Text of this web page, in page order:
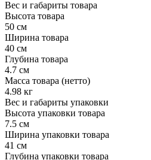
Вес и габариты товара
Высота товара
50 см
Ширина товара
40 см
Глубина товара
4.7 см
Масса товара (нетто)
4.98 кг
Вес и габариты упаковки
Высота упаковки товара
7.5 см
Ширина упаковки товара
41 см
Глубина упаковки товара